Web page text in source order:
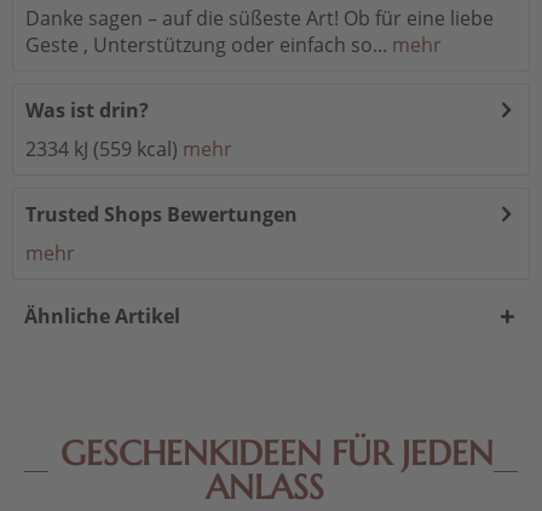
Danke sagen – auf die süßeste Art! Ob für eine liebe
Geste , Unterstützung oder einfach so... mehr
Was ist drin?
2334 kJ (559 kcal) mehr
Trusted Shops Bewertungen
mehr
Ähnliche Artikel
GESCHENKIDEEN FÜR JEDEN
ANLASS